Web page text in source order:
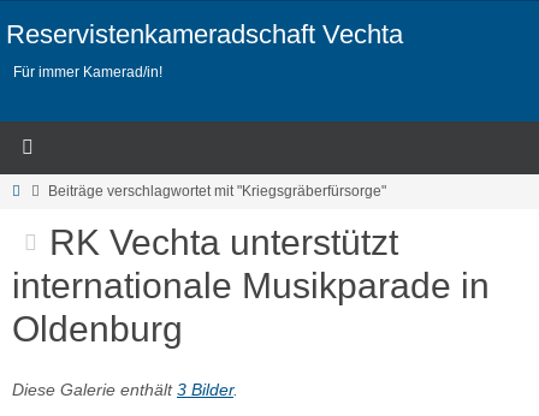
Inhalt
springen
Reservistenkameradschaft Vechta
Für immer Kamerad/in!
StartBeiträge verschlagwortet mit "Kriegsgräberfürsorge"
RK Vechta unterstützt
internationale Musikparade in
Oldenburg
Diese Galerie enthält3 Bilder.